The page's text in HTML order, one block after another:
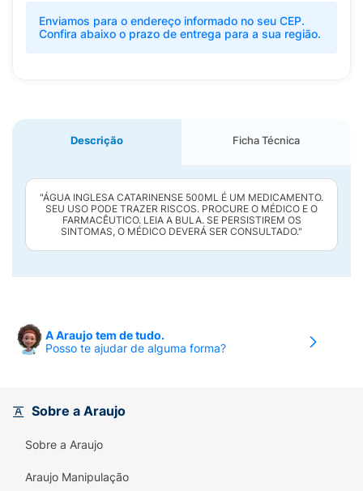
Enviamos para o endereço informado no seu CEP.
Confira abaixo o prazo de entrega para a sua região.
Descrição Ficha Técnica
"ÁGUA INGLESA CATARINENSE 500ML É UM MEDICAMENTO.
SEU USO PODE TRAZER RISCOS. PROCURE O MÉDICO E O
FARMACÊUTICO. LEIA A BULA. SE PERSISTIREM OS
SINTOMAS, O MÉDICO DEVERÁ SER CONSULTADO."
A Araujo tem de tudo.
Posso te ajudar de alguma forma?
Sobre a Araujo
Sobre a Araujo
Araujo Manipulação